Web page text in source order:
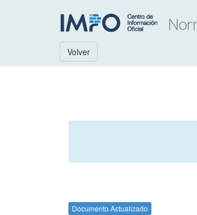
Volver
Documento Actualizado